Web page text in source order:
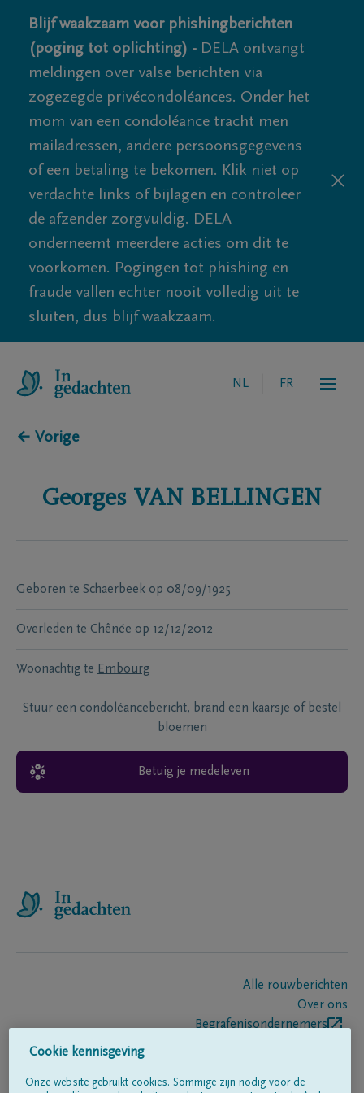
Blijf waakzaam voor phishingberichten
(poging tot oplichting) - DELA ontvangt
meldingen over valse berichten via
zogezegde privécondoléances. Onder het
mom van een condoléance tracht men
mailadressen, andere persoonsgegevens
of een betaling te bekomen. Klik niet op
verdachte links of bijlagen en controleer
de afzender zorgvuldig. DELA
onderneemt meerdere acties om dit te
voorkomen. Pogingen tot phishing en
fraude vallen echter nooit volledig uit te
sluiten, dus blijf waakzaam.
NL FR
← Vorige
Georges VAN BELLINGEN
Geboren te Schaerbeek op 08/09/1925
Overleden te Chênée op 12/12/2012
Woonachtig te Embourg
Stuur een condoléancebericht, brand een kaarsje of bestel
bloemen
Betuig je medeleven
Alle rouwberichten
Over ons
Begrafenisondernemers
Cookie kennisgeving
Onze website gebruikt cookies. Sommige zijn nodig voor de